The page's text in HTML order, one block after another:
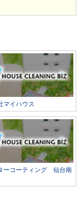
マイハウス
ーコーティング 仙台南